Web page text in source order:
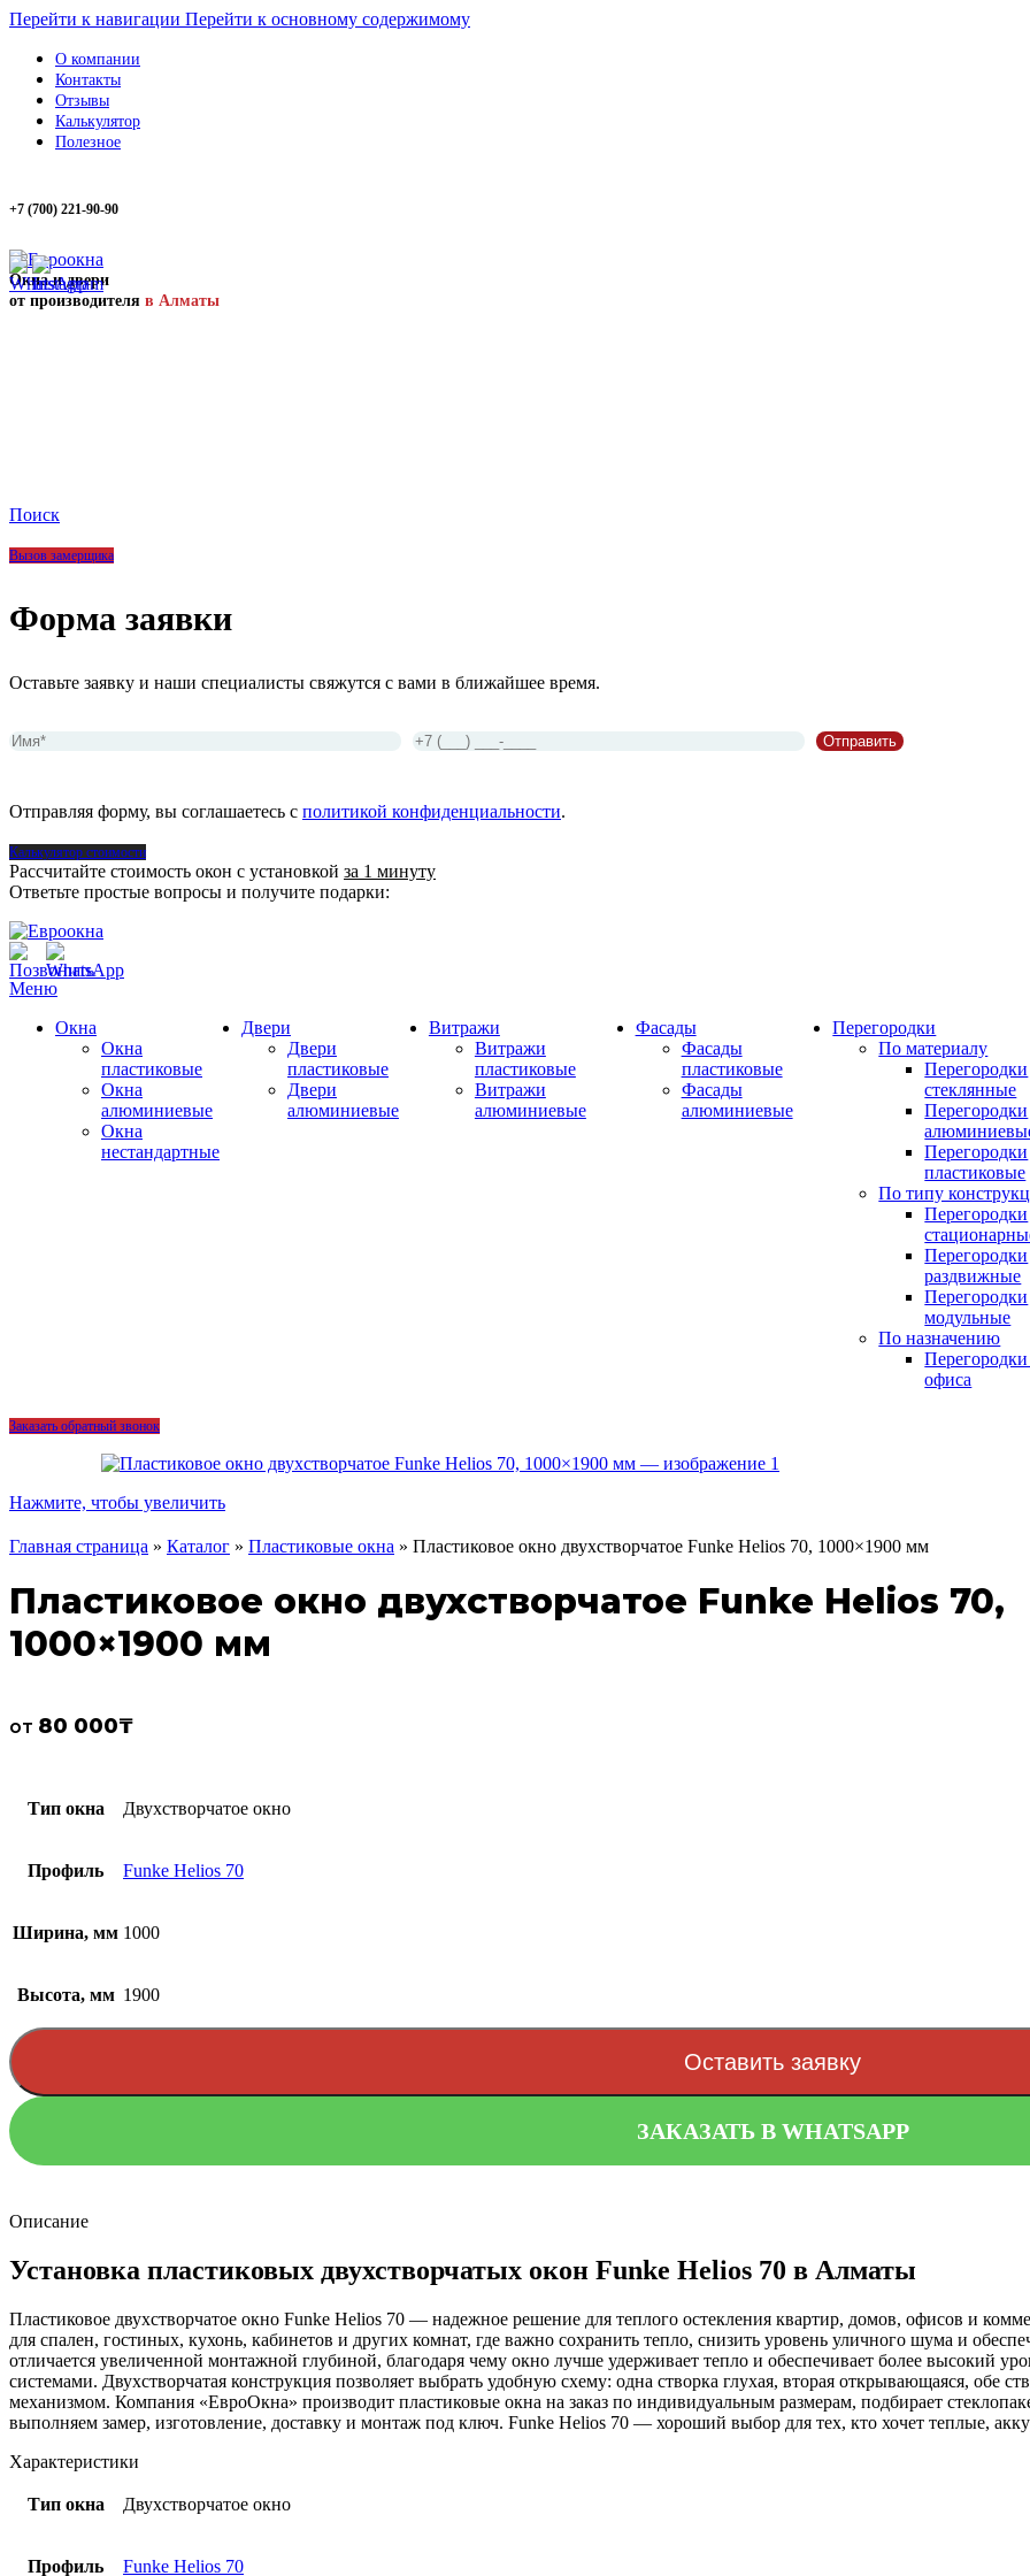
Перейти к навигации Перейти к основному содержимому
О компании
Контакты
Отзывы
Калькулятор
Полезное
+7 (700) 221-90-90
Окна и двери
от производителя в Алматы
Поиск
Вызов замерщика
Форма заявки
Оставьте заявку и наши специалисты свяжутся с вами в ближайшее время.
Отправляя форму, вы соглашаетесь с политикой конфиденциальности.
Калькулятор стоимости
Рассчитайте стоимость окон с установкой за 1 минуту
Ответьте простые вопросы и получите подарки:
Меню
Окна
Окна
пластиковые
Окна
алюминиевые
Окна
нестандартные
Двери
Двери
пластиковые
Двери
алюминиевые
Витражи
Витражи
пластиковые
Витражи
алюминиевые
Фасады
Фасады
пластиковые
Фасады
алюминиевые
Перегородки
По материалу
Перегородки
стеклянные
Перегородки
Перегородки
пластиковые
По типу
Перегородки
Перегородки
раздвижные
Перегородки
модульные
По назначению
Перегородки
офиса
Заказать обратный звонок
Нажмите, чтобы увеличить
Главная страница » Каталог » Пластиковые окна » Пластиковое окно двухстворчатое Funke Helios 70, 1000×1900 мм
Пластиковое окно двухстворчатое Funke Helios 70,
1000×1900 мм
от 80 000₸
Тип окна Двухстворчатое окно
Профиль Funke Helios 70
Ширина, мм 1000
Высота, мм 1900
Оставить заявку
ЗАКАЗАТЬ В WHATSAPP
Описание
Установка пластиковых двухстворчатых окон Funke Helios 70 в Алматы
Пластиковое двухстворчатое окно Funke Helios 70 — надежное решение для теплого остекления квартир, домов, офисов и
для спален, гостиных, кухонь, кабинетов и других комнат, где важно сохранить тепло, снизить уровень уличного шума и
отличается увеличенной монтажной глубиной, благодаря чему окно лучше удерживает тепло и обеспечивает более высокий
системами. Двухстворчатая конструкция позволяет выбрать удобную схему: одна створка глухая, вторая открывающаяся, обе
механизмом. Компания «ЕвроОкна» производит пластиковые окна на заказ по индивидуальным размерам, подбирает
выполняем замер, изготовление, доставку и монтаж под ключ. Funke Helios 70 — хороший выбор для тех, кто хочет теплые,
Характеристики
Тип окна Двухстворчатое окно
Профиль Funke Helios 70